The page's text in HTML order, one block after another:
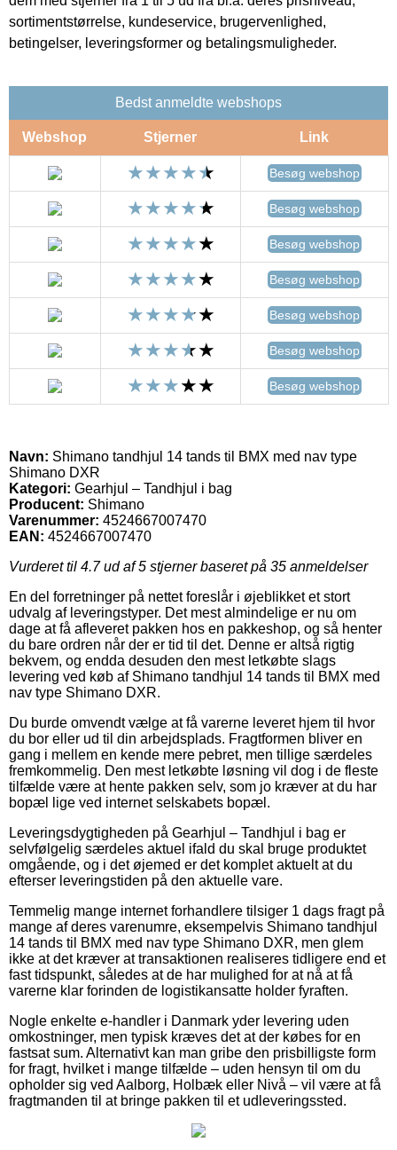
sortimentstørrelse, kundeservice, brugervenlighed,
betingelser, leveringsformer og betalingsmuligheder.
Bedst anmeldte webshops
Webshop Stjerner Link
Besøg webshop
Besøg webshop
Besøg webshop
Besøg webshop
Besøg webshop
Besøg webshop
Besøg webshop
Navn: Shimano tandhjul 14 tands til BMX med nav type
Shimano DXR
Kategori: Gearhjul – Tandhjul i bag
Producent: Shimano
Varenummer: 4524667007470
EAN: 4524667007470
Vurderet til 4.7ud af 5 stjerner baseret på 35 anmeldelser
En del forretninger på nettet foreslår i øjeblikket et stort
udvalg af leveringstyper. Det mest almindelige er nu om
dage at få afleveret pakken hos en pakkeshop, og så henter
du bare ordren når der er tid til det. Denne er altså rigtig
bekvem, og endda desuden den mest letkøbte slags
levering ved køb af Shimano tandhjul 14 tands til BMX med
nav type Shimano DXR.
Du burde omvendt vælge at få varerne leveret hjem til hvor
du bor eller ud til din arbejdsplads. Fragtformen bliver en
gang i mellem en kende mere pebret, men tillige særdeles
fremkommelig. Den mest letkøbte løsning vil dog i de fleste
tilfælde være at hente pakken selv, som jo kræver at du har
bopæl lige ved internet selskabets bopæl.
Leveringsdygtigheden på Gearhjul – Tandhjul i bag er
selvfølgelig særdeles aktuel ifald du skal bruge produktet
omgående, og i det øjemed er det komplet aktuelt at du
efterser leveringstiden på den aktuelle vare.
Temmelig mange internet forhandlere tilsiger 1 dags fragt på
mange af deres varenumre, eksempelvis Shimano tandhjul
14 tands til BMX med nav type Shimano DXR, men glem
ikke at det kræver at transaktionen realiseres tidligere end et
fast tidspunkt, således at de har mulighed for at nå at få
varerne klar forinden de logistikansatte holder fyraften.
Nogle enkelte e-handler i Danmark yder levering uden
omkostninger, men typisk kræves det at der købes for en
fastsat sum. Alternativt kan man gribe den prisbilligste form
for fragt, hvilket i mange tilfælde – uden hensyn til om du
opholder sig ved Aalborg, Holbæk eller Nivå – vil være at få
fragtmanden til at bringe pakken til et udleveringssted.